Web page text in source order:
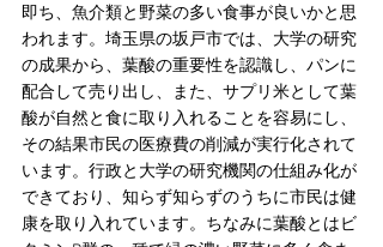
即ち、魚介類と野菜の多い食事が良いかと思
われます。埼玉県の坂戸市では、大学の研究
の成果から、葉酸の重要性を認識し、パンに
配合して売り出し、また、サプリ米として葉
酸が自然と食に取り入れることを容易にし、
その結果市民の医療費の削減が実行化されて
います。行政と大学の研究機関の仕組み化が
できており、知らず知らずのうちに市民は健
康を取り入れています。ちなみに葉酸とはビ